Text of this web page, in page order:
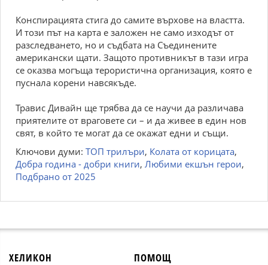
Конспирацията стига до самите върхове на властта.
И този път на карта е заложен не само изходът от
разследването, но и съдбата на Съединените
американски щати. Защото противникът в тази игра
се оказва могъща терористична организация, която е
пуснала корени навсякъде.
Травис Дивайн ще трябва да се научи да различава
приятелите от враговете си – и да живее в един нов
свят, в който те могат да се окажат едни и същи.
Ключови думи: ТОП трилъри, Колата от корицата,
Добра година - добри книги, Любими екшън герои,
Подбрано от 2025
ХЕЛИКОН ПОМОЩ